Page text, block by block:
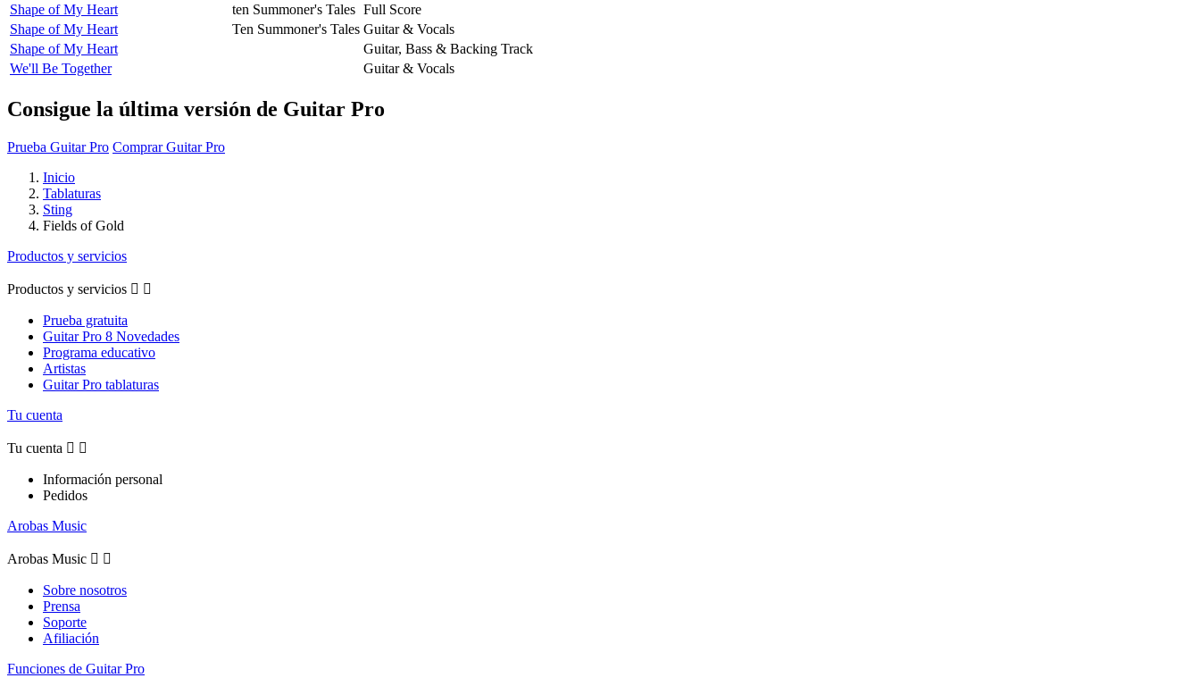
Shape of My Heart
ten Summoner's Tales Full Score
Shape of My Heart
Ten Summoner's Tales Guitar & Vocals
Shape of My Heart
Guitar, Bass & Backing Track
We'll Be Together
Guitar & Vocals
Consigue la última versión de Guitar Pro
Prueba Guitar Pro Comprar Guitar Pro
Inicio
Tablaturas
Sting
Fields of Gold
Productos y servicios
Productos y servicios  
Prueba gratuita
Guitar Pro 8 Novedades
Programa educativo
Artistas
Guitar Pro tablaturas
Tu cuenta
Tu cuenta  
Información personal
Pedidos
Arobas Music
Arobas Music  
Sobre nosotros
Prensa
Soporte
Afiliación
Funciones de Guitar Pro